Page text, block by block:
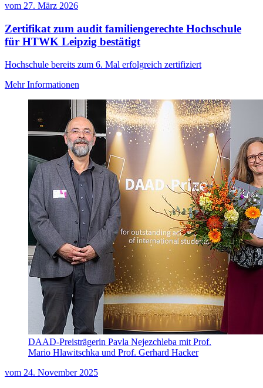
vom 27. März 2026
Zertifikat zum audit familiengerechte Hochschule
für HTWK Leipzig bestätigt
Hochschule bereits zum 6. Mal erfolgreich zertifiziert
Mehr Informationen
DAAD-Preisträgerin Pavla Nejezchleba mit Prof.
Mario Hlawitschka und Prof. Gerhard Hacker
vom 24. November 2025